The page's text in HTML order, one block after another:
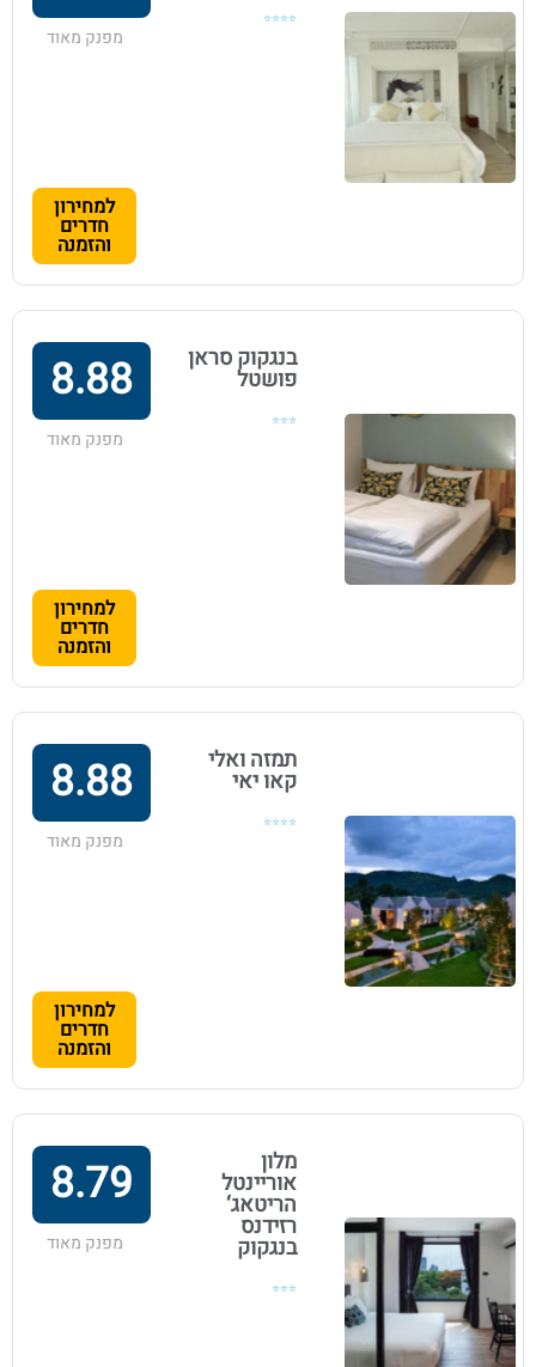
⭐⭐⭐⭐
מפנק מאוד
למחירון
חדרים
והזמנה
בנגקוק סראן
פושטל
⭐⭐⭐
8.88
מפנק מאוד
למחירון
חדרים
והזמנה
תמזה ואלי
קאו יאי
⭐⭐⭐⭐
8.88
מפנק מאוד
למחירון
חדרים
והזמנה
מלון
אוריינטל
הריטאג‘
רזידנס
בנגקוק
⭐⭐⭐
8.79
מפנק מאוד